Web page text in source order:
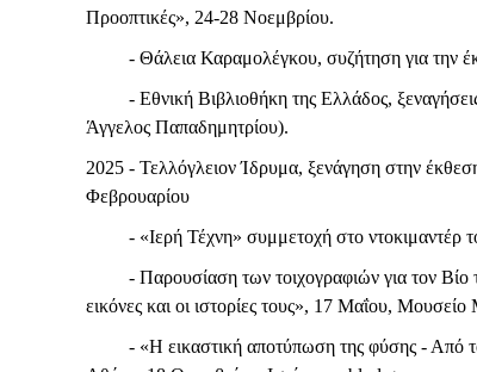
Προοπτικές», 24-28 Νοεμβρίου.
- Θάλεια Καραμολέγκου, συζήτηση για την
- Εθνική Βιβλιοθήκη της Ελλάδος,
Άγγελος Παπαδημητρίου).
2025 - Τελλόγλειον Ίδρυμα, ξενάγηση στην
Φεβρουαρίου
- «Ιερή Τέχνη» συμμετοχή στο ντοκιμαντέρ
- Παρουσίαση των τοιχογραφιών για τον Βίο
εικόνες και οι ιστορίες τους», 17 Μαΐου,
- «Η εικαστική αποτύπωση της φύσης - Από το